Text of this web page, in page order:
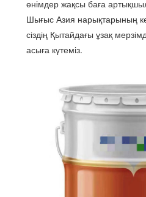
өнімдер жақсы баға
Шығыс Азия нарықтарының
сіздің Қытайдағы ұзақ
асыға күтеміз.